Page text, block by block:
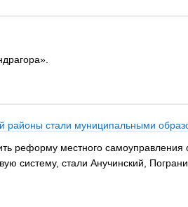
районы стали муниципальными
реформу местного самоуправления
систему, стали Анучинский,